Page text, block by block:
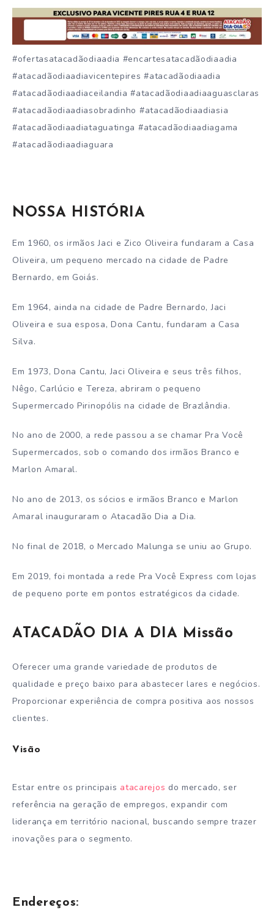
#ofertasatacadãodiaadia #encartesatacadãodiaadia
#atacadãodiaadiavicentepires #atacadãodiaadia
#atacadãodiaadiaceilandia #atacadãodiaadiaaguasclaras
#atacadãodiaadiasobradinho #atacadãodiaadiasia
#atacadãodiaadiataguatinga #atacadãodiaadiagama
#atacadãodiaadiaguara
NOSSA HISTÓRIA
Em 1960, os irmãos Jaci e Zico Oliveira fundaram a Casa
Oliveira, um pequeno mercado na cidade de Padre
Bernardo, em Goiás.
Em 1964, ainda na cidade de Padre Bernardo, Jaci
Oliveira e sua esposa, Dona Cantu, fundaram a Casa
Silva.
Em 1973, Dona Cantu, Jaci Oliveira e seus três filhos,
Nêgo, Carlúcio e Tereza, abriram o pequeno
Supermercado Pirinopólis na cidade de Brazlândia.
No ano de 2000, a rede passou a se chamar Pra Você
Supermercados, sob o comando dos irmãos Branco e
Marlon Amaral.
No ano de 2013, os sócios e irmãos Branco e Marlon
Amaral inauguraram o Atacadão Dia a Dia.
No final de 2018, o Mercado Malunga se uniu ao Grupo.
Em 2019, foi montada a rede Pra Você Express com lojas
de pequeno porte em pontos estratégicos da cidade.
ATACADÃO DIA A DIA Missão
Oferecer uma grande variedade de produtos de
qualidade e preço baixo para abastecer lares e negócios.
Proporcionar experiência de compra positiva aos nossos
clientes.
Visão
Estar entre os principais atacarejos do mercado, ser
referência na geração de empregos, expandir com
liderança em território nacional, buscando sempre trazer
inovações para o segmento.
Endereços: